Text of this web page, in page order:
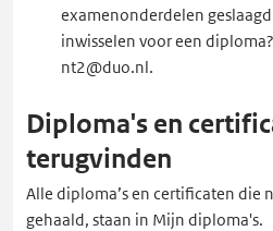
examenonderdelen
inwisselen voor een
nt2@duo.nl.
Diploma's en
terugvinden
Alle diploma’s en certificaten die
gehaald, staan in Mijn diploma's.